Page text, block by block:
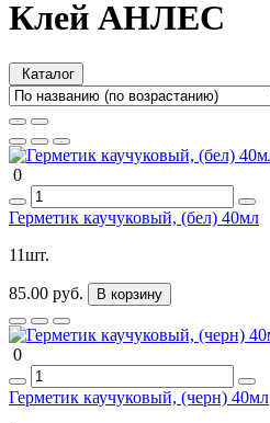
Клей АНЛЕС
Каталог
0
Герметик каучуковый, (бел) 40мл
11шт.
85.00 руб. В корзину
0
Герметик каучуковый, (черн) 40мл